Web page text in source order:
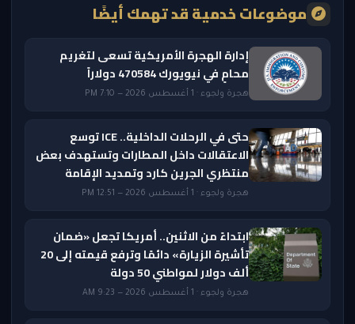
موضوعات خدمية قد تهمك أيضًا
إدارة الهجرة الأمريكية تسعى لتغريم
محامٍ في نيويورك 470584 دولاراً
هجرة ولجوء · 1 أغسطس 2026 — 7:10 PM
حتى في الرحلات الداخلية.. ICE توسع
الاعتقالات داخل المطارات وتستهدف بعض
منتظري الجرين كارد وتمديد الإقامة
هجرة ولجوء · 1 أغسطس 2026 — 12:51 PM
ابتداءً من الاثنين.. أمريكا تجعل «ضمان
تأشيرة الزيارة» دائمًا وترفع قيمته إلى 20
ألف دولار لمواطني 50 دولة
هجرة ولجوء · 1 أغسطس 2026 — 9:23 AM